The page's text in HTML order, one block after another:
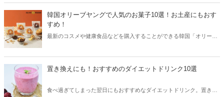
ト系の人気インスタグラマーをご紹介します！
韓国オリーブヤングで人気のお菓子10選！お土産にもおす
すめ！
最新のコスメや健康食品などを購入することができる韓国「オリーブ
お菓子をご紹介します！
置き換えにも！おすすめのダイエットドリンク10選
食べ過ぎてしまった翌日にもおすすめなダイエットドリンク。置き換